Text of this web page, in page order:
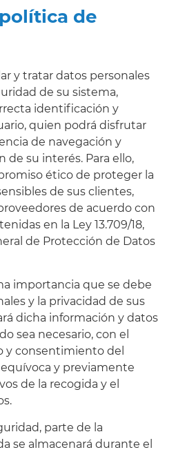
Volvo
de
y tratar datos personales
de su sistema,
identificación y
quien podrá disfrutar
de navegación y
de su interés. Para ello,
ético de proteger la
de sus clientes,
de acuerdo con
en la Ley 13.709/18,
de Protección de Datos
importancia que se debe
y la privacidad de sus
dicha información y datos
sea necesario, con el
consentimiento del
y previamente
de la recogida y el
parte de la
se almacenará durante el